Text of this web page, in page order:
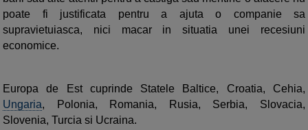
poate fi justificata pentru a ajuta o companie sa
supravietuiasca, nici macar in situatia unei recesiuni
economice.
Europa de Est cuprinde Statele Baltice, Croatia, Cehia,
Ungaria, Polonia, Romania, Rusia, Serbia, Slovacia,
Slovenia, Turcia si Ucraina.